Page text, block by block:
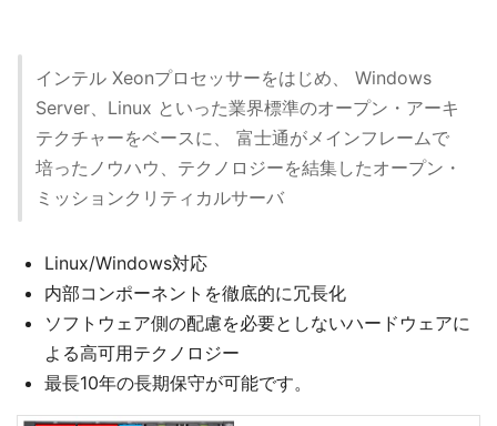
インテル Xeonプロセッサーをはじめ、 Windows
Server、Linux といった業界標準のオープン・アーキ
テクチャーをベースに、 富士通がメインフレームで
培ったノウハウ、テクノロジーを結集したオープン・
ミッションクリティカルサーバ
Linux/Windows対応
内部コンポーネントを徹底的に冗長化
ソフトウェア側の配慮を必要としないハードウェアに
よる高可用テクノロジー
最長10年の長期保守が可能です。